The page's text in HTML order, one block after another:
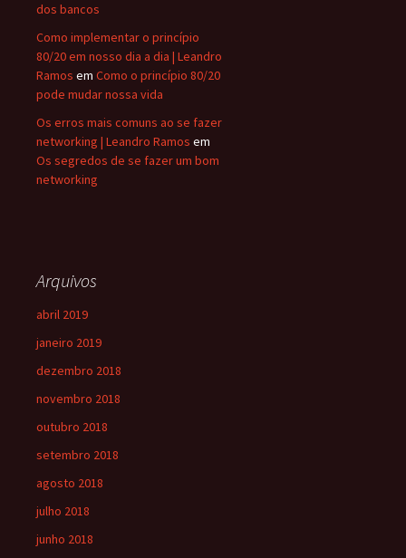
dos bancos
Como implementar o princípio
80/20 em nosso dia a dia | Leandro
Ramos em Como o princípio 80/20
pode mudar nossa vida
Os erros mais comuns ao se fazer
networking | Leandro Ramos em
Os segredos de se fazer um bom
networking
Arquivos
abril 2019
janeiro 2019
dezembro 2018
novembro 2018
outubro 2018
setembro 2018
agosto 2018
julho 2018
junho 2018